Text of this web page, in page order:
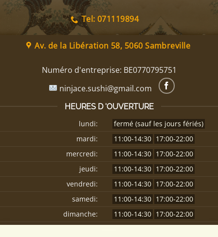
Tel: 071119894
Av. de la Libération 58, 5060 Sambreville
Numéro d'entreprise: BE0770795751
ninjace.sushi@gmail.com
HEURES D 'OUVERTURE
lundi:
fermé (sauf les jours fériés)
mardi:
11:00-14:30 17:00-22:00
mercredi:
11:00-14:30 17:00-22:00
jeudi:
11:00-14:30 17:00-22:00
vendredi:
11:00-14:30 17:00-22:00
samedi:
11:00-14:30 17:00-22:00
dimanche:
11:00-14:30 17:00-22:00